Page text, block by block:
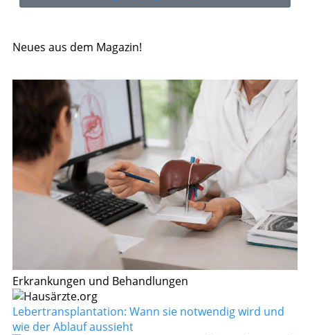
Neues aus dem Magazin!
Erkrankungen und Behandlungen
Lebertransplantation: Wann sie notwendig wird und
wie der Ablauf aussieht